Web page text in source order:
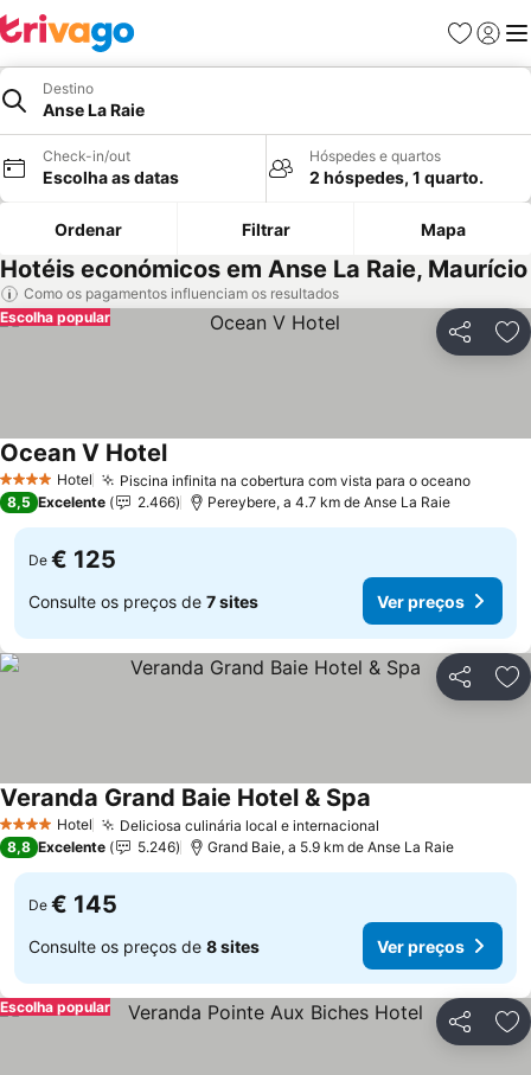
Favoritos
Iniciar
Destino
Anse La Raie
Check-in/out
Escolha as datas
Hóspedes e quartos
2 hóspedes, 1 quarto.
Ordenar Filtrar Mapa
Hotéis económicos em Anse La Raie, Maurício
Como os pagamentos influenciam os resultados
Partilhar
Escolha popular
4 EstrelasHotel Piscina infinita na cobertura com vista para o oceanoVer
Ocean V HotelVer preços
8,5 Excelente 2.466 Pereybere, a 4.7 km de Anse La Raie
De € 125
Consulte os preços de 7 sites Ver preços
Partilhar
4 EstrelasHotel Deliciosa culinária local e internacional
Veranda Grand Baie Hotel & Spa
8,8 Excelente 5.246 Grand Baie, a 5.9 km de Anse La Raie
De € 145
Consulte os preços de 8 sites Ver preços
Partilhar
Escolha popular